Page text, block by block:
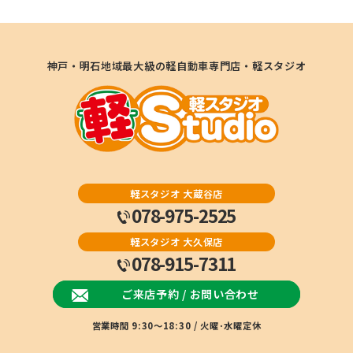
神戸・明石地域最大級の軽自動車専門店・軽スタジオ
軽スタジオ 大蔵谷店
078-975-2525
軽スタジオ 大久保店
078-915-7311
ご来店予約 / お問い合わせ
営業時間 9:30～18:30 / 火曜･水曜定休